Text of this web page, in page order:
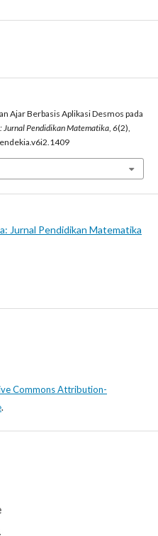
Ajar Berbasis Aplikasi Desmos pada
Jurnal Pendidikan Matematika, 6(2),
Jurnal Pendidikan Matematika
Commons Attribution-
.